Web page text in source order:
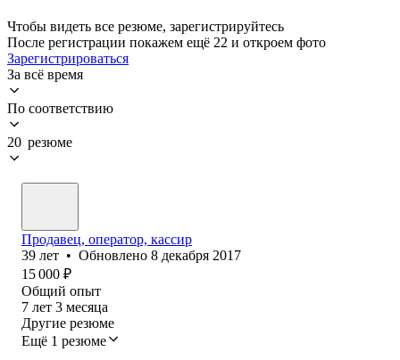
Чтобы видеть все резюме, зарегистрируйтесь
После регистрации покажем ещё 22 и откроем фото
Зарегистрироваться
За всё время
По соответствию
20 резюме
Продавец, оператор, кассир
39 лет • Обновлено 8 декабря 2017
15 000 ₽
Общий опыт
7 лет 3 месяца
Другие резюме
Ещё 1 резюме